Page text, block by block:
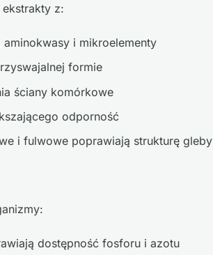
z:
i mikroelementy
formie
ściany komórkowe
odporność
i fulwowe poprawiają strukturę gleby
dostępność fosforu i azotu